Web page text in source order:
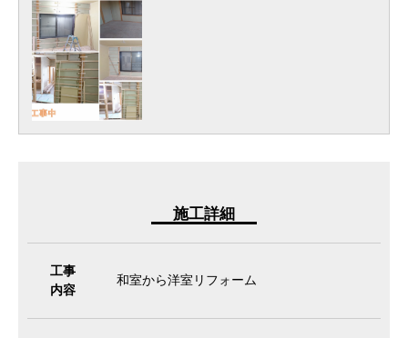
施工詳細
工事
内容
和室から洋室リフォーム